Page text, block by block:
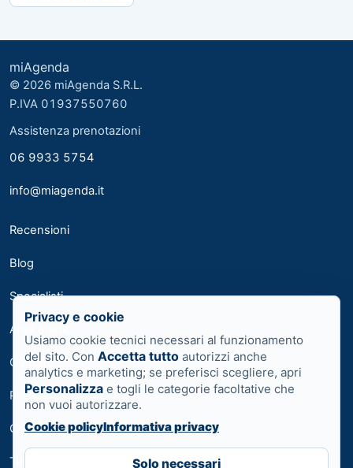
miAgenda
© 2026 miAgenda S.R.L.
P.IVA 01937550760
Assistenza prenotazioni
06 9933 5754
info@miagenda.it
Recensioni
Blog
Specialisti
Area medici
Contatti
Privacy
Cookie
Termini
Privacy e cookie
Usiamo cookie tecnici necessari al funzionamento
del sito. Con Accetta tutto autorizzi anche
analytics e marketing; se preferisci scegliere, apri
Personalizza e togli le categorie facoltative che
non vuoi autorizzare.
Cookie policyInformativa privacy
Solo necessari